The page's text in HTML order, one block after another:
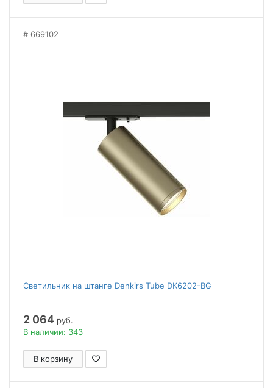
669102
Светильник на штанге Denkirs Tube DK6202-BG
2 064 руб.
В наличии: 343
В корзину